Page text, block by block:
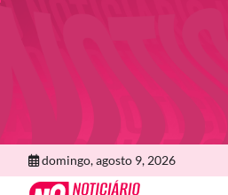
domingo, agosto 9, 2026